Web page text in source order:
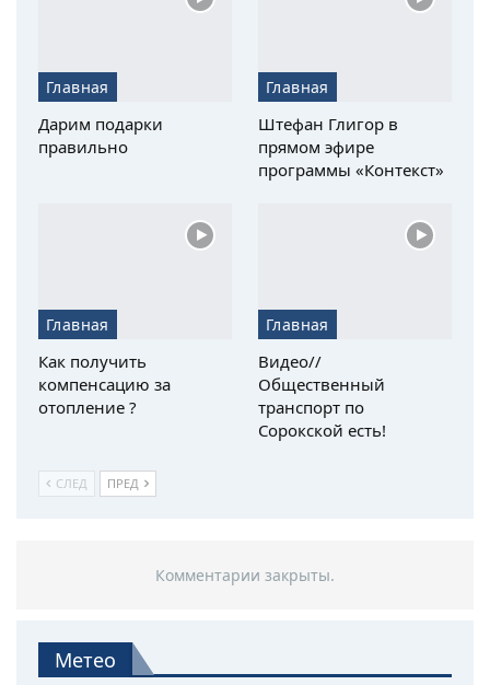
Главная
Дарим подарки
правильно
Главная
Штефан Глигор в
прямом эфире
программы «Контекст»
Главная
Как получить
компенсацию за
отопление ?
Главная
Видео//
Общественный
транспорт по
Сорокской есть!
СЛЕД ПРЕД
Комментарии закрыты.
Метео